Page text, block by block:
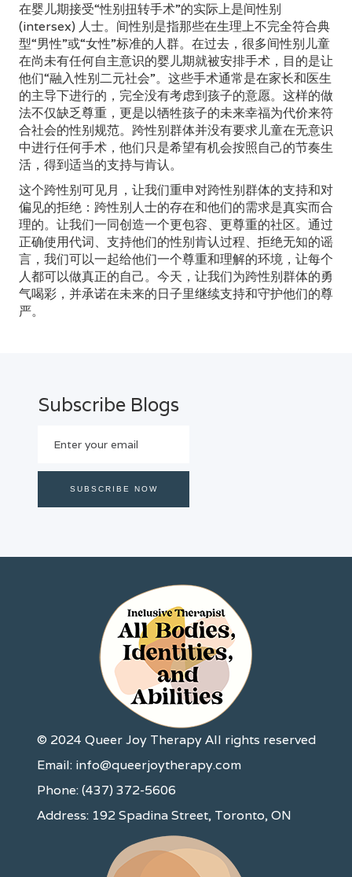
在婴儿期接受“性别扭转手术”的实际上是间性别
(intersex) 人士。间性别是指那些在生理上不完全符合典
型“男性”或“女性”标准的人群。在过去，很多间性别儿童
在尚未有任何自主意识的婴儿期就被安排手术，目的是让
他们“融入性别二元社会”。这些手术通常是在家长和医生
的主导下进行的，完全没有考虑到孩子的意愿。这样的做
法不仅缺乏尊重，更是以牺牲孩子的未来幸福为代价来符
合社会的性别规范。跨性别群体并没有要求儿童在无意识
中进行任何手术，他们只是希望有机会按照自己的节奏生
活，得到适当的支持与肯认。
这个跨性别可见月，让我们重申对跨性别群体的支持和对
偏见的拒绝：跨性别人士的存在和他们的需求是真实而合
理的。让我们一同创造一个更包容、更尊重的社区。通过
正确使用代词、支持他们的性别肯认过程、拒绝无知的谣
言，我们可以一起给他们一个尊重和理解的环境，让每个
人都可以做真正的自己。今天，让我们为跨性别群体的勇
气喝彩，并承诺在未来的日子里继续支持和守护他们的尊
严。
Subscribe Blogs
© 2024 Queer Joy Therapy All rights reserved
Email: info@queerjoytherapy.com
Phone: (437) 372-5606
Address: 192 Spadina Street, Toronto, ON